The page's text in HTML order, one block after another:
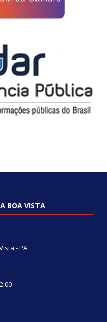
BOA VISTA
- PA